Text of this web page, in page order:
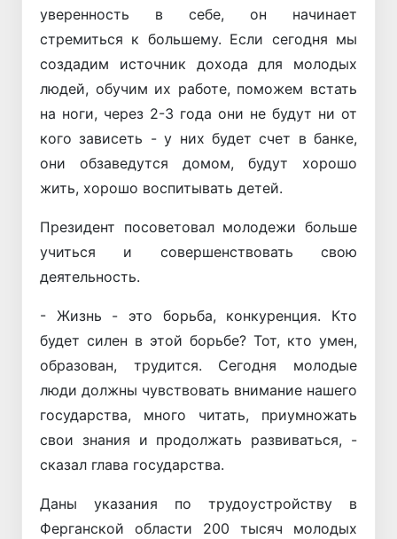
уверенность в себе, он начинает
стремиться к большему. Если сегодня мы
создадим источник дохода для молодых
людей, обучим их работе, поможем встать
на ноги, через 2-3 года они не будут ни от
кого зависеть - у них будет счет в банке,
они обзаведутся домом, будут хорошо
жить, хорошо воспитывать детей.
Президент посоветовал молодежи больше
учиться и совершенствовать свою
деятельность.
- Жизнь - это борьба, конкуренция. Кто
будет силен в этой борьбе? Тот, кто умен,
образован, трудится. Сегодня молодые
люди должны чувствовать внимание нашего
государства, много читать, приумножать
свои знания и продолжать развиваться, -
сказал глава государства.
Даны указания по трудоустройству в
Ферганской области 200 тысяч молодых